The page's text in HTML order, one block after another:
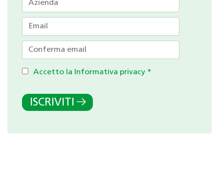
Accetto la Informativa privacy *
ISCRIVITI